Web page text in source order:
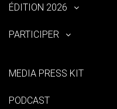
ÉDITION 2026
PARTICIPER
MEDIA PRESS KIT
PODCAST